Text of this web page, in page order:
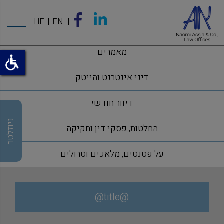
HE EN
מאמרים
דיני אינטרנט והייטק
דיוור חודשי
החלטות, פסקי דין וחקיקה
על פטנטים, מלאכים וטרולים
@title@
ניוזלטר